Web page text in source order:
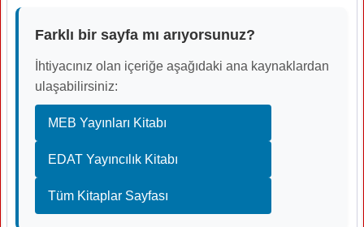
Farklı bir sayfa mı arıyorsunuz?
İhtiyacınız olan içeriğe aşağıdaki ana kaynaklardan
ulaşabilirsiniz:
MEB Yayınları Kitabı
EDAT Yayıncılık Kitabı
Tüm Kitaplar Sayfası